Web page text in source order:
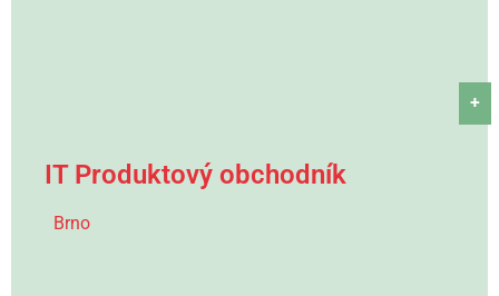
+
IT Produktový obchodník
Brno